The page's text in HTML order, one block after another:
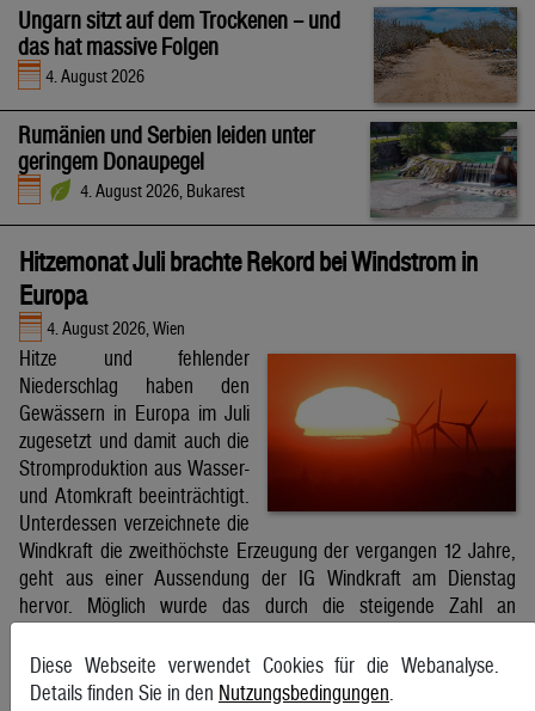
Ungarn sitzt auf dem Trockenen – und
das hat massive Folgen
4. August 2026
Rumänien und Serbien leiden unter
geringem Donaupegel
4. August 2026, Bukarest
Hitzemonat Juli brachte Rekord bei Windstrom in
Europa
4. August 2026, Wien
Hitze und fehlender
Niederschlag haben den
Gewässern in Europa im Juli
zugesetzt und damit auch die
Stromproduktion aus Wasser-
und Atomkraft beeinträchtigt.
Unterdessen verzeichnete die
Windkraft die zweithöchste Erzeugung der vergangen 12 Jahre,
geht aus einer Aussendung der IG Windkraft am Dienstag
hervor. Möglich wurde das durch die steigende Zahl an
APA
Diese Webseite verwendet Cookies für die Webanalyse.
Details finden Sie in den Nutzungsbedingungen.